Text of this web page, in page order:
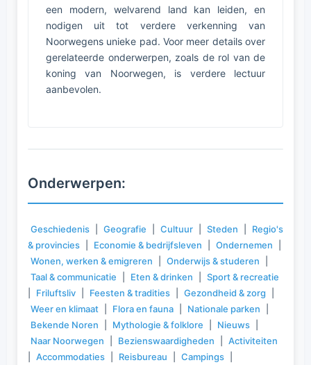
een modern, welvarend land kan leiden, en
nodigen uit tot verdere verkenning van
Noorwegens unieke pad. Voor meer details over
gerelateerde onderwerpen, zoals de rol van de
koning van Noorwegen, is verdere lectuur
aanbevolen.
Onderwerpen:
Geschiedenis Geografie Cultuur Steden
Regio's
& provincies
Economie & bedrijfsleven Ondernemen
Wonen, werken & emigreren
Onderwijs & studeren
Taal & communicatie
Eten & drinken
Sport & recreatie
Friluftsliv Feesten & tradities Gezondheid & zorg
Weer en klimaat
Flora en fauna Nationale parken
Bekende Noren
Mythologie & folklore Nieuws
Naar Noorwegen
Bezienswaardigheden
Activiteiten
Accommodaties Reisbureau Campings